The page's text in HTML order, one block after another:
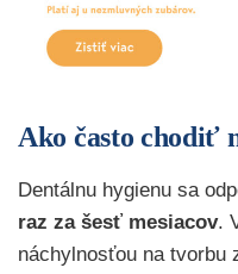
Ako často chodiť
Dentálnu hygienu sa
raz za šesť mesiacov.
náchylnosťou na tvorbu